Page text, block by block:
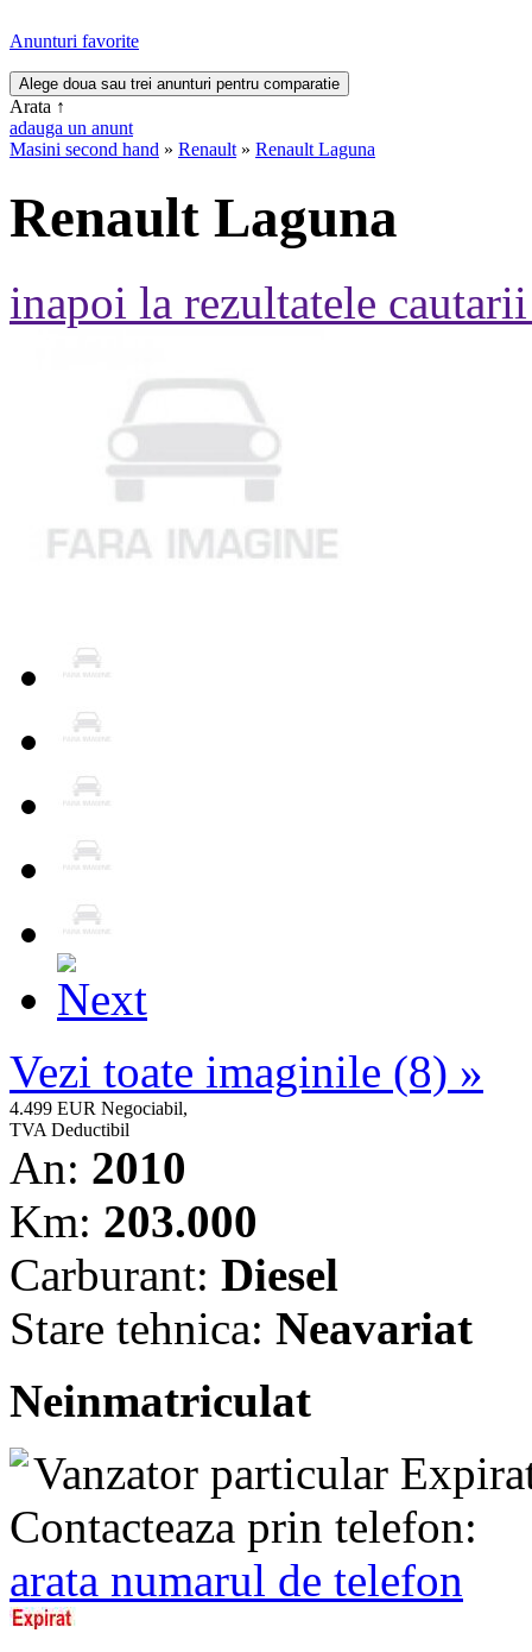
Anunturi favorite
Arata ↑
adauga un anunt
Masini second hand » Renault » Renault Laguna
Renault Laguna
inapoi la rezultatele
Vezi toate imaginile (8) »
4.499 EUR Negociabil,
TVA Deductibil
An: 2010
Km: 203.000
Carburant: Diesel
Stare tehnica: Neavariat
Neinmatriculat
Vanzator particular
Contacteaza prin telefon:
arata numarul de telefon